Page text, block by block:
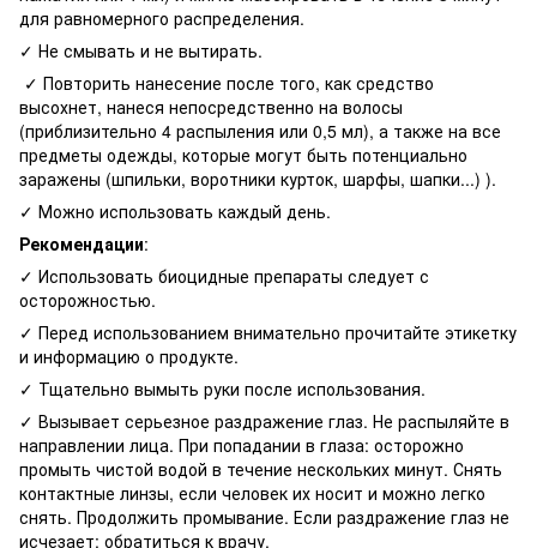
для равномерного распределения.
✓ Не смывать и не вытирать.
✓ Повторить нанесение после того, как средство
высохнет, нанеся непосредственно на волосы
(приблизительно 4 распыления или 0,5 мл), а также на все
предметы одежды, которые могут быть потенциально
заражены (шпильки, воротники курток, шарфы, шапки...) ).
✓ Можно использовать каждый день.
Рекомендации:
✓ Использовать биоцидные препараты следует с
осторожностью.
✓ Перед использованием внимательно прочитайте этикетку
и информацию о продукте.
✓ Тщательно вымыть руки после использования.
✓ Вызывает серьезное раздражение глаз. Не распыляйте в
направлении лица. При попадании в глаза: осторожно
промыть чистой водой в течение нескольких минут. Снять
контактные линзы, если человек их носит и можно легко
снять. Продолжить промывание. Если раздражение глаз не
исчезает: обратиться к врачу.